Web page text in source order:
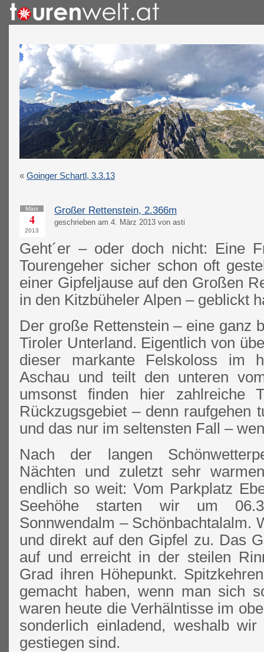
« Goinger Schartl, 3.3.13
März
4
2013
Großer Rettenstein, 2.366m
geschrieben am 4. März 2013 von asti
Geht´er – oder doch nicht: Eine
Tourengeher sicher schon oft
einer Gipfeljause auf den Großen
in den Kitzbüheler Alpen – geblickt
Der große Rettenstein – eine ganz
Tiroler Unterland. Eigentlich von
dieser markante Felskoloss im
Aschau und teilt den unteren
umsonst finden hier zahlreiche
Rückzugsgebiet – denn raufgehen
und das nur im seltensten Fall –
Nach der langen
Nächten und zuletzt sehr
endlich so weit: Vom Parkplatz
Seehöhe starten wir um
Sonnwendalm – Schönbachtalalm.
und direkt auf den Gipfel zu. Das
auf und erreicht in der steilen
Grad ihren Höhepunkt.
gemacht haben, wenn man sich
waren heute die Verhälntisse im
sonderlich einladend, weshalb
gestiegen sind.